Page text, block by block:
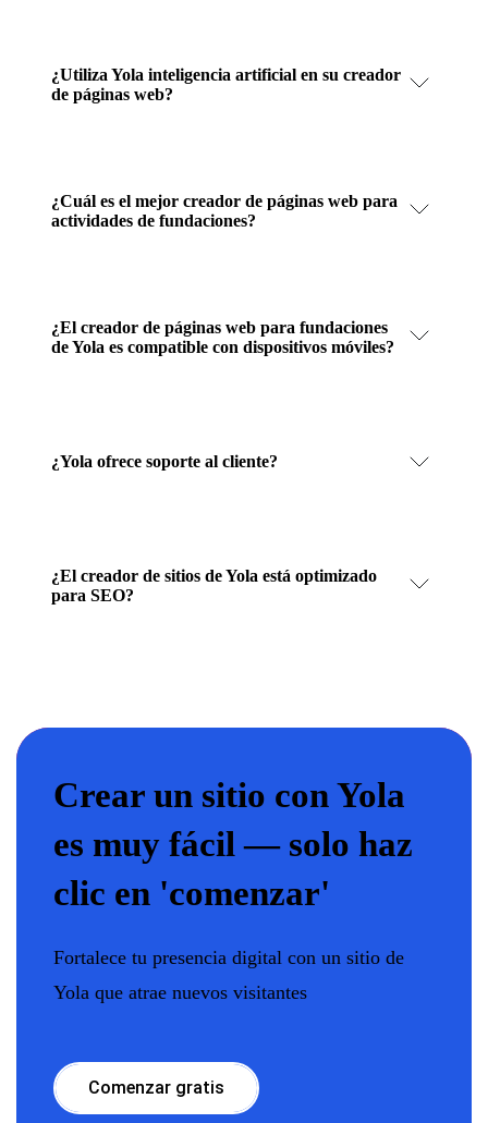
¿Utiliza Yola inteligencia artificial en su creador
de páginas web?
¿Cuál es el mejor creador de páginas web para
actividades de fundaciones?
¿El creador de páginas web para fundaciones
de Yola es compatible con dispositivos móviles?
¿Yola ofrece soporte al cliente?
¿El creador de sitios de Yola está optimizado
para SEO?
Crear un sitio con Yola
es muy fácil — solo haz
clic en 'comenzar'
Fortalece tu presencia digital con un sitio de
Yola que atrae nuevos visitantes
Comenzar gratis